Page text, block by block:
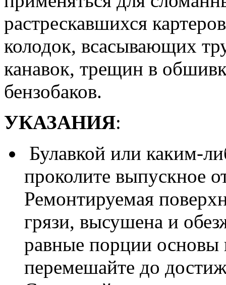
растрескавшихся
колодок, всасывающих
канавок, трещин в
бензобаков.
УКАЗАНИЯ:
Булавкой или каким-
проколите выпускное
Ремонтируемая
грязи, высушена и
равные порции основы
перемешайте до